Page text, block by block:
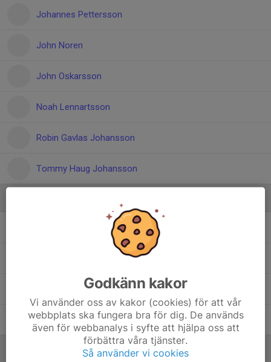
Johannes Pettersson
John Noren
John Oskarsson
Noah Lennartsson
Robin Gavlas Johansson
Tommy Haug Johansson
Alexander NiklassonLagledare
Tränare
Mattias PeterssonLagledare
Tomas Ekberg Lagledare
Godkänn kakor
Vi använder oss av kakor (cookies) för att vår
webbplats ska fungera bra för dig. De används
även för webbanalys i syfte att hjälpa oss att
förbättra våra tjänster.
Så använder vi cookies